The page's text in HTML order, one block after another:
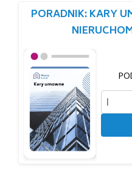
PORADNIK: KARY